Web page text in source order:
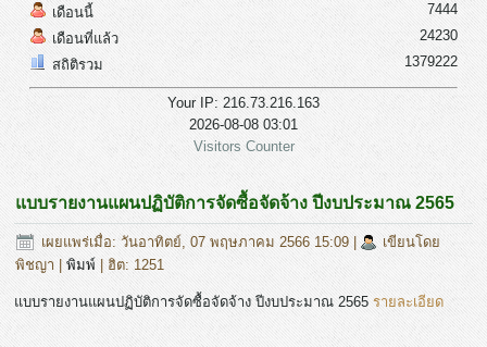
เดือนนี้
เดือนที่แล้ว
สถิติรวม
7444
24230
1379222
Your IP: 216.73.216.163
2026-08-08 03:01
Visitors Counter
แบบรายงานแผนปฏิบัติการจัดซื้อจัดจ้าง ปีงบประมาณ 2565
เผยแพร่เมื่อ: วันอาทิตย์, 07 พฤษภาคม 2566 15:09 |
เขียนโดย
พิชญา |พิมพ์ | ฮิต: 1251
แบบรายงานแผนปฏิบัติการจัดซื้อจัดจ้าง ปีงบประมาณ 2565รายละเอียด